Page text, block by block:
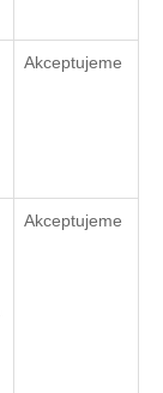
Akceptujeme
Akceptujeme